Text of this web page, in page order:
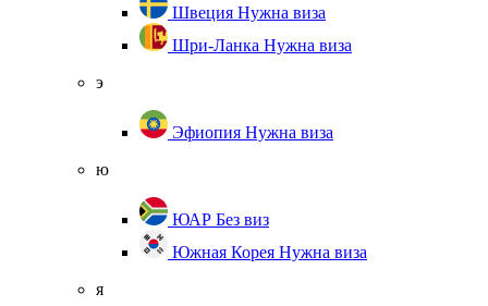
Швеция Нужна виза
Шри-Ланка Нужна виза
э
Эфиопия Нужна виза
ю
ЮАР Без виз
Южная Корея Нужна виза
я